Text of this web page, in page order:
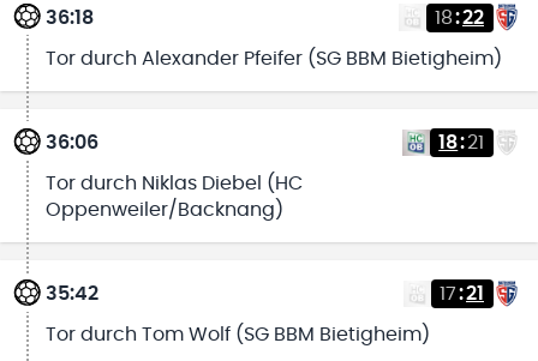
36:18 18:22
Tor durch Alexander Pfeifer (SG BBM Bietigheim)
36:06 18:21
Tor durch Niklas Diebel (HC
Oppenweiler/Backnang)
35:42 17:21
Tor durch Tom Wolf (SG BBM Bietigheim)